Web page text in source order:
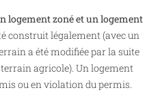
logement zoné et un logement
construit légalement (avec un
a été modifiée par la suite
agricole). Un logement
ou en violation du permis.